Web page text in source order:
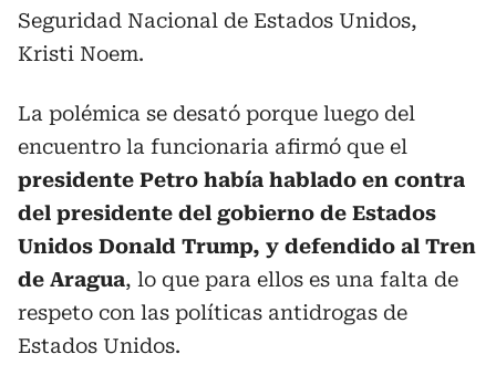
Seguridad Nacional de Estados Unidos,
Kristi Noem.
La polémica se desató porque luego del
encuentro la funcionaria afirmó que el
presidente Petro había hablado en contra
del presidente del gobierno de Estados
Unidos Donald Trump, y defendido al Tren
de Aragua, lo que para ellos es una falta de
respeto con las políticas antidrogas de
Estados Unidos.